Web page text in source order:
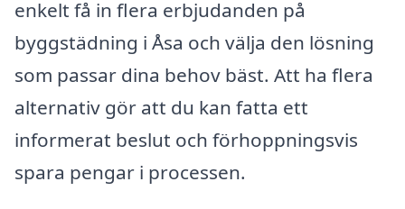
enkelt få in flera erbjudanden på
byggstädning i Åsa och välja den lösning
som passar dina behov bäst. Att ha flera
alternativ gör att du kan fatta ett
informerat beslut och förhoppningsvis
spara pengar i processen.